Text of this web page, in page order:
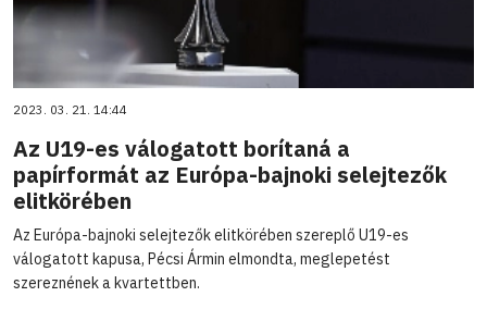
2023. 03. 21. 14:44
Az U19-es válogatott borítaná a
papírformát az Európa-bajnoki selejtezők
elitkörében
Az Európa-bajnoki selejtezők elitkörében szereplő U19-es
válogatott kapusa, Pécsi Ármin elmondta, meglepetést
szereznének a kvartettben.